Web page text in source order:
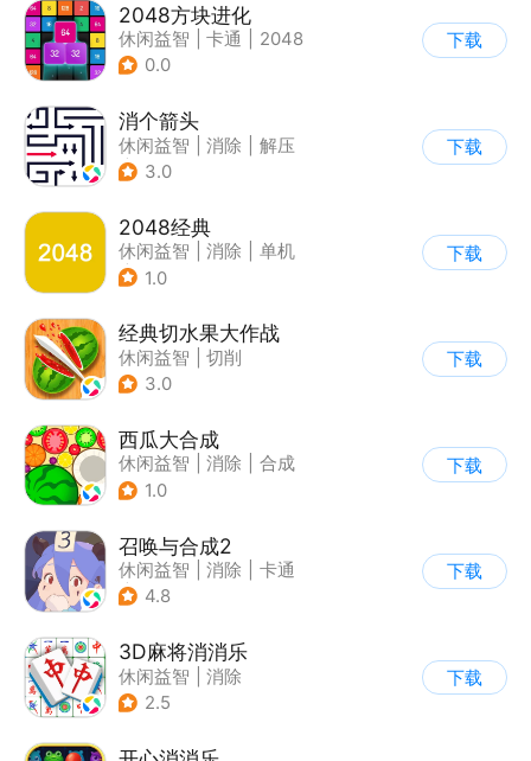
2048方块进化
休闲益智 卡通
2048
0.0
下载
消个箭头
休闲益智 消除
解压
| 清新
3.0
下载
2048经典
休闲益智 消除
单机
| 合成
1.0
下载
经典切水果大作战
休闲益智
切削
3.0
下载
西瓜大合成
休闲益智 消除
合成
1.0
下载
召唤与合成2
休闲益智 消除
卡通
| 合成
4.8
下载
3D麻将消消乐
休闲益智
消除
2.5
下载